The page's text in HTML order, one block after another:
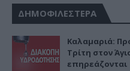
ΔΗΜΟΦΙΛΕΣΤΕΡΑ
Καλαμαριά:
Τρίτη στον
επηρεάζονται